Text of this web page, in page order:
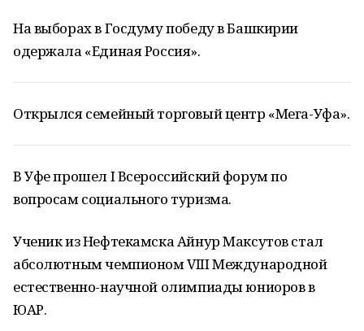
На выборах в Госдуму победу в Башкирии
одержала «Единая Россия».
Открылся семейный торговый центр «Мега-Уфа».
В Уфе прошел I Всероссийский форум по
вопросам социального туризма.
Ученик из Нефтекамска Айнур Максутов стал
абсолютным чемпионом VIII Международной
естественно-научной олимпиады юниоров в
ЮАР.